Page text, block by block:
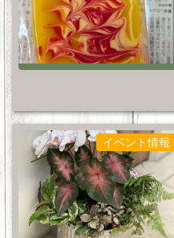
イベント情報